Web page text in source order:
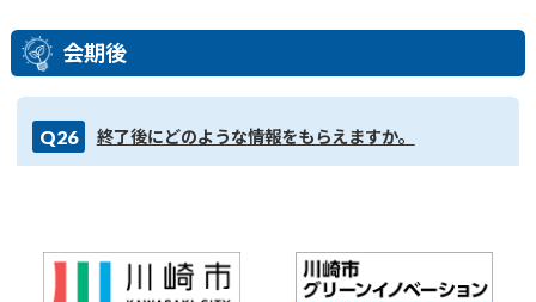
会期後
Q26 終了後にどのような情報をもらえますか。